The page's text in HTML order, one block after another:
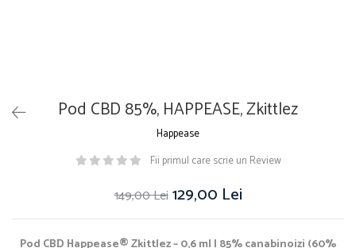
Pod CBD 85%, HAPPEASE, Zkittlez
Happease
Fii primul care scrie un Review
149,00 Lei 129,00 Lei